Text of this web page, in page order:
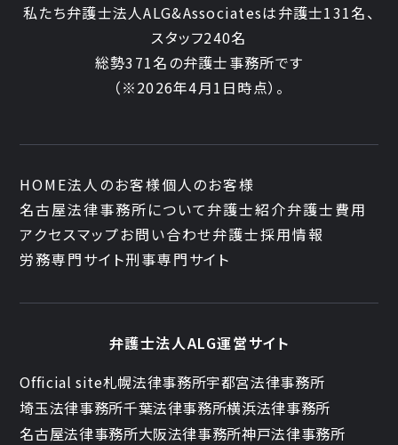
私たち弁護士法人ALG&Associatesは弁護士131名、
スタッフ240名
総勢371名の弁護士事務所です
（※2026年4月1日時点）。
HOME法人のお客様個人のお客様
名古屋法律事務所について弁護士紹介弁護士費用
アクセスマップお問い合わせ弁護士採用情報
労務専門サイト刑事専門サイト
弁護士法人ALG運営サイト
Official site札幌法律事務所宇都宮法律事務所
埼玉法律事務所千葉法律事務所横浜法律事務所
名古屋法律事務所大阪法律事務所神戸法律事務所